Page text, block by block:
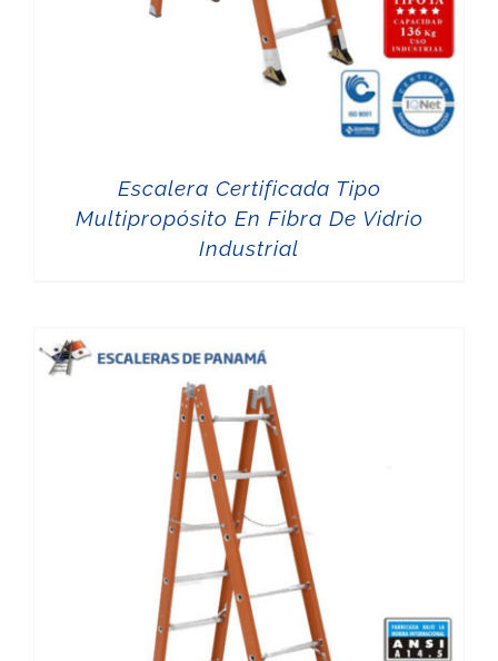
Escalera Certificada Tipo
Multipropósito En Fibra De Vidrio
Industrial